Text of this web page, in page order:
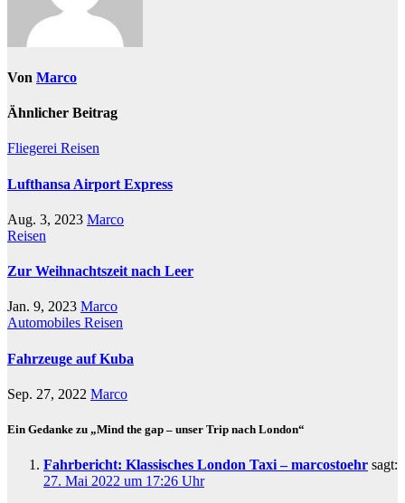
Von Marco
Ähnlicher Beitrag
Fliegerei Reisen
Lufthansa Airport Express
Aug. 3, 2023 Marco
Reisen
Zur Weihnachtszeit nach Leer
Jan. 9, 2023 Marco
Automobiles Reisen
Fahrzeuge auf Kuba
Sep. 27, 2022 Marco
Ein Gedanke zu „Mind the gap – unser Trip nach London“
Fahrbericht: Klassisches London Taxi – marcostoehr sagt:
27. Mai 2022 um 17:26 Uhr